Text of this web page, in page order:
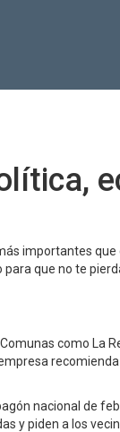
importantes que
que no te
como La
nacional de
y piden a los